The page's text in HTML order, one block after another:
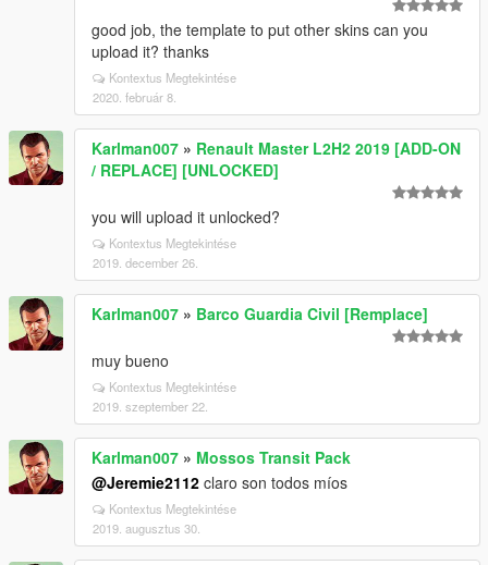
good job, the template to put other skins can you
upload it? thanks
Kontextus Megtekintése
2020. február 8.
Karlman007 » Renault Master L2H2 2019 [ADD-ON
/ REPLACE] [UNLOCKED]
you will upload it unlocked?
Kontextus Megtekintése
2019. december 26.
Karlman007 » Barco Guardia Civil [Remplace]
muy bueno
Kontextus Megtekintése
2019. szeptember 22.
Karlman007 » Mossos Transit Pack
@Jeremie2112 claro son todos míos
Kontextus Megtekintése
2019. augusztus 30.